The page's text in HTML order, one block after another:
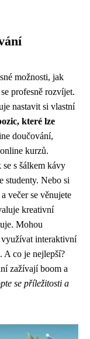
možnosti, jak
profesně rozvíjet.
nastavit si vlastní
které lze
doučování,
kurzů.
se s šálkem kávy
studenty. Nebo si
večer se věnujete
kreativní
Mohou
interaktivní
A co je nejlepší?
zažívají boom a
se příležitosti a